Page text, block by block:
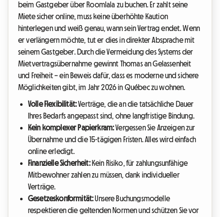
beim Gastgeber über Roomlala zu buchen. Er zahlt seine
Miete sicher online, muss keine überhöhte Kaution
hinterlegen und weiß genau, wann sein Vertrag endet. Wenn
er verlängern möchte, tut er dies in direkter Absprache mit
seinem Gastgeber. Durch die Vermeidung des Systems der
Mietvertragsübernahme gewinnt Thomas an Gelassenheit
und Freiheit – ein Beweis dafür, dass es moderne und sichere
Möglichkeiten gibt, im Jahr 2026 in Québec zu wohnen.
Volle Flexibilität:Verträge, die an die tatsächliche Dauer
Ihres Bedarfs angepasst sind, ohne langfristige Bindung.
Kein komplexer Papierkram:Vergessen Sie Anzeigen zur
Übernahme und die 15-tägigen Fristen. Alles wird einfach
online erledigt.
Finanzielle Sicherheit:Kein Risiko, für zahlungsunfähige
Mitbewohner zahlen zu müssen, dank individueller
Verträge.
Gesetzeskonformität:Unsere Buchungsmodelle
respektieren die geltenden Normen und schützen Sie vor